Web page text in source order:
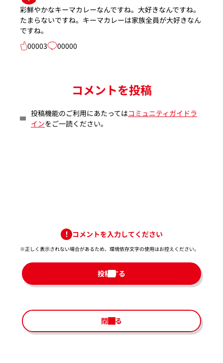
彩鮮やかなキーマカレーなんですね。大好きなんですね。
たまらないですね。キーマカレーは家族全員が大好きなん
ですね。
00003
00000
コメントを投稿
投稿機能のご利用にあたってはコミュニティガイドラ
インをご一読ください。
コメントを入力してください
※正しく表示されない場合があるため、環境依存文字の使用はお控えください。​
投稿する
閉じる